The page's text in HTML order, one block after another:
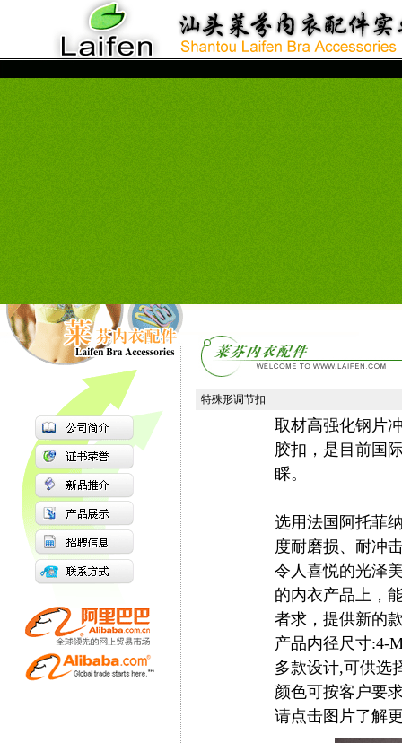
特殊形调节扣
取材高强化钢片
胶扣，是目前国
睬。
选用法国阿托菲
度耐磨损、耐冲
令人喜悦的光泽
的内衣产品上，
者求，提供新的
产品内径尺寸:4-
多款设计,可供选
颜色可按客户要
请点击图片了解